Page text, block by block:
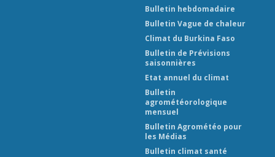
Bulletin hebdomadaire
Bulletin Vague de chaleur
Climat du Burkina Faso
Bulletin de Prévisions
saisonnières
Etat annuel du climat
Bulletin
agrométéorologique
mensuel
Bulletin Agrométéo pour
les Médias
Bulletin climat santé